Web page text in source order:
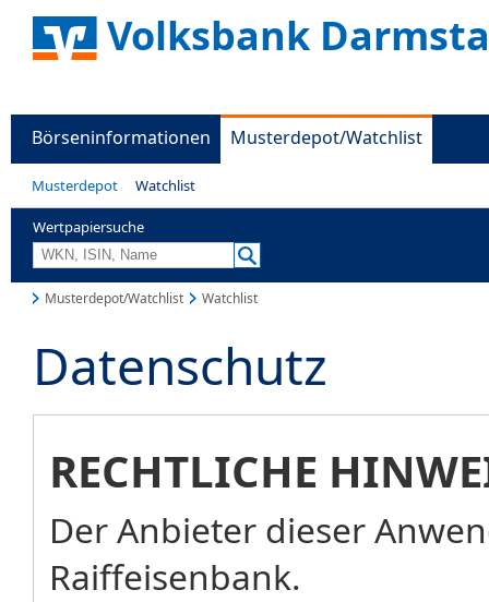
Volksbank
Börseninformationen Musterdepot/Watchlist
Musterdepot Watchlist
Wertpapiersuche
Musterdepot/Watchlist Watchlist
Datenschutz
RECHTLICHE
Der Anbieter dieser
Raiffeisenbank.